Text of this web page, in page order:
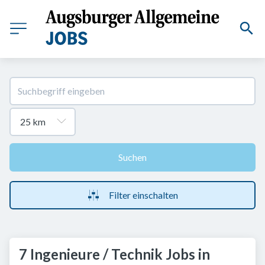
Suchen
Filter einschalten
7 Ingenieure / Technik Jobs in